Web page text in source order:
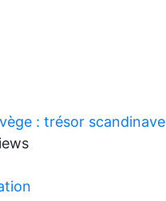
: trésor scandinave